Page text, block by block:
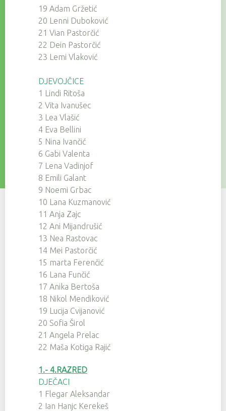
19 Adam Gržetić
20 Lenni Duboković
21 Vian Pastorčić
22 Dein Pastorčić
23 Lemi Vlaković
DJEVOJČICE
1 Lindi Ritoša
2 Vita Ivanušec
3 Lea Vlašić
4 Eva Bellini
5 Nina Ivančić
6 Gabi Valenta
7 Lena Vadinjof
8 Emili Galant
9 Noemi Grbac
10 Lana Kuzmanović
11 Anja Zajc
12 Ani Mijandrušić
13 Nea Rastovac
14 Mei Pastorčić
15 marta Ferenčić
16 Lana Funčić
17 Anika Bertoša
18 Nikol Mendiković
19 Lucija Cvijanović
20 Sofia Širol
21 Angela Prelac
22 Maša Kotiga Rajić
1.- 4.RAZRED
DJEČACI
1 Flegar Aleksandar
2 Ian Hanjc Kerekeš